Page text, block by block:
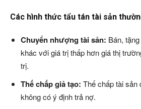
Các hình thức tẩu tán tài sản
Chuyển nhượng tài sản: Bán,
khác với giá trị thấp hơn giá thị
trị.
Thế chấp giả tạo: Thế chấp tài sản
không có ý định trả nợ.